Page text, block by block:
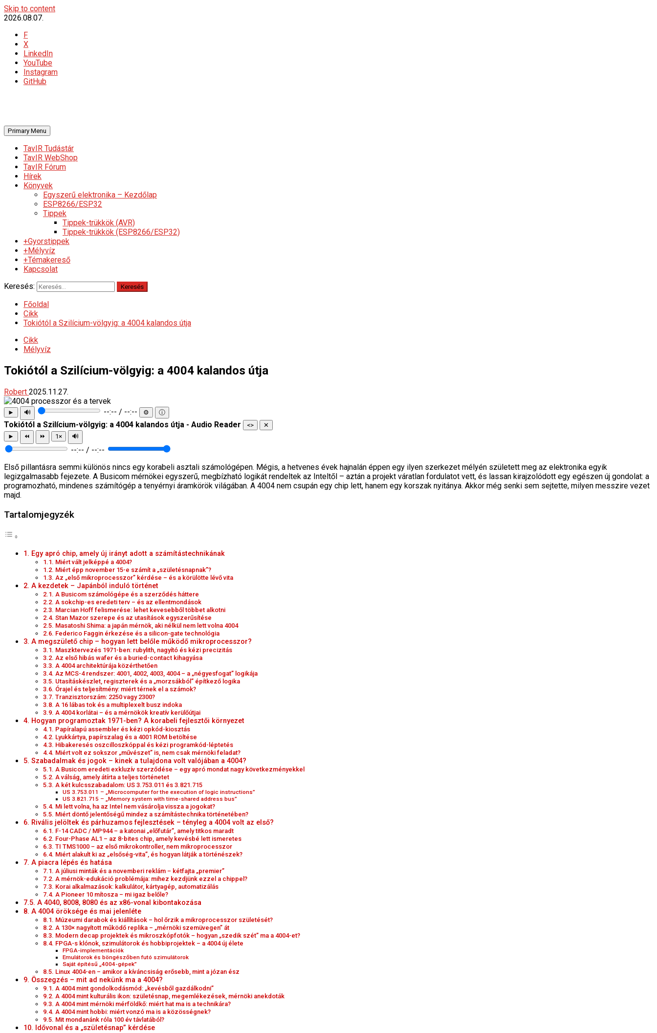
Skip to content
2026.08.07.
F
X
LinkedIn
YouTube
Instagram
GitHub
Primary Menu
TavIR Tudástár
TavIR WebShop
TavIR Fórum
Hírek
Könyvek
Egyszerű elektronika – Kezdőlap
ESP8266/ESP32
Tippek
Tippek-trükkök (AVR)
Tippek-trükkök (ESP8266/ESP32)
+Gyorstippek
+Mélyvíz
+Témakereső
Kapcsolat
Keresés:
Főoldal
Cikk
Tokiótól a Szilícium-völgyig: a 4004 kalandos útja
Cikk
Mélyvíz
Tokiótól a Szilícium-völgyig: a 4004 kalandos útja
Robert 2025.11.27.
► 🔊 --:-- / --:-- ⚙ ⓘ
Tokiótól a Szilícium-völgyig: a 4004 kalandos útja - Audio Reader <>
✕
►
⏪ ⏩ 1× 🔊
--:-- / --:--
Első pillantásra semmi különös nincs egy korabeli asztali számológépen. Mégis, a hetvenes évek hajnalán éppen egy ilyen szerkezet mélyén született meg az elektronika egyik
legizgalmasabb fejezete. A Busicom mérnökei egyszerű, megbízható logikát rendeltek az Inteltől – aztán a projekt váratlan fordulatot vett, és lassan kirajzolódott egy egészen új gondolat: a
programozható, mindenes számítógép a tenyérnyi áramkörök világában. A 4004 nem csupán egy chip lett, hanem egy korszak nyitánya. Akkor még senki sem sejtette, milyen messzire vezet
majd.
Tartalomjegyzék
1. Egy apró chip, amely új irányt adott a számítástechnikának
1.1. Miért vált jelképpé a 4004?
1.2. Miért épp november 15-e számít a „születésnapnak”?
1.3. Az „első mikroprocesszor” kérdése – és a körülötte lévő vita
2. A kezdetek – Japánból induló történet
2.1. A Busicom számológépe és a szerződés háttere
2.2. A sokchip-es eredeti terv – és az ellentmondások
2.3. Marcian Hoff felismerése: lehet kevesebből többet alkotni
2.4. Stan Mazor szerepe és az utasítások egyszerűsítése
2.5. Masatoshi Shima: a japán mérnök, aki nélkül nem lett volna 4004
2.6. Federico Faggin érkezése és a silicon-gate technológia
3. A megszülető chip – hogyan lett belőle működő mikroprocesszor?
3.1. Maszktervezés 1971-ben: rubylith, nagyító és kézi precizitás
3.2. Az első hibás wafer és a buried-contact kihagyása
3.3. A 4004 architektúrája közérthetően
3.4. Az MCS-4 rendszer: 4001, 4002, 4003, 4004 – a „négyesfogat” logikája
3.5. Utasításkészlet, regiszterek és a „morzsákból” építkező logika
3.6. Órajel és teljesítmény: miért térnek el a számok?
3.7. Tranzisztorszám: 2250 vagy 2300?
3.8. A 16 lábas tok és a multiplexelt busz indoka
3.9. A 4004 korlátai – és a mérnökök kreatív kerülőútjai
4. Hogyan programoztak 1971-ben? A korabeli fejlesztői környezet
4.1. Papíralapú assembler és kézi opkód-kiosztás
4.2. Lyukkártya, papírszalag és a 4001 ROM betöltése
4.3. Hibakeresés oszcilloszkóppal és kézi programkód-léptetés
4.4. Miért volt ez sokszor „művészet” is, nem csak mérnöki feladat?
5. Szabadalmak és jogok – kinek a tulajdona volt valójában a 4004?
5.1. A Busicom eredeti exkluzív szerződése – egy apró mondat nagy következményekkel
5.2. A válság, amely átírta a teljes történetet
5.3. A két kulcsszabadalom: US 3.753.011 és 3.821.715
US 3.753.011 – „Microcomputer for the execution of logic instructions”
US 3.821.715 – „Memory system with time-shared address bus”
5.4. Mi lett volna, ha az Intel nem vásárolja vissza a jogokat?
5.5. Miért döntő jelentőségű mindez a számítástechnika történetében?
6. Rivális jelöltek és párhuzamos fejlesztések – tényleg a 4004 volt az első?
6.1. F-14 CADC / MP944 – a katonai „előfutár”, amely titkos maradt
6.2. Four-Phase AL1 – az 8-bites chip, amely kevésbé lett ismeretes
6.3. TI TMS1000 – az első mikrokontroller, nem mikroprocesszor
6.4. Miért alakult ki az „elsőség-vita”, és hogyan látják a történészek?
7. A piacra lépés és hatása
7.1. A júliusi minták és a novemberi reklám – kétfajta „premier”
7.2. A mérnök-edukáció problémája: mihez kezdjünk ezzel a chippel?
7.3. Korai alkalmazások: kalkulátor, kártyagép, automatizálás
7.4. A Pioneer 10 mítosza – mi igaz belőle?
7.5. A 4040, 8008, 8080 és az x86-vonal kibontakozása
8. A 4004 öröksége és mai jelenléte
8.1. Múzeumi darabok és kiállítások – hol őrzik a mikroprocesszor születését?
8.2. A 130× nagyított működő replika – „mérnöki szemüvegen” át
8.3. Modern decap projektek és mikroszkópfotók – hogyan „szedik szét” ma a 4004-et?
8.4. FPGA-s klónok, szimulátorok és hobbiprojektek – a 4004 új élete
FPGA-implementációk
Emulátorok és böngészőben futó szimulátorok
Saját építésű „4004-gépek”
8.5. Linux 4004-en – amikor a kíváncsiság erősebb, mint a józan ész
9. Összegzés – mit ad nekünk ma a 4004?
9.1. A 4004 mint gondolkodásmód: „kevésből gazdálkodni”
9.2. A 4004 mint kulturális ikon: születésnap, megemlékezések, mérnöki anekdoták
9.3. A 4004 mint mérnöki mérföldkő: miért hat ma is a technikára?
9.4. A 4004 mint hobbi: miért vonzó ma is a közösségnek?
9.5. Mit mondanánk róla 100 év távlatából?
10. Idővonal és a „születésnap” kérdése